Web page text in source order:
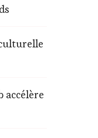
accélère